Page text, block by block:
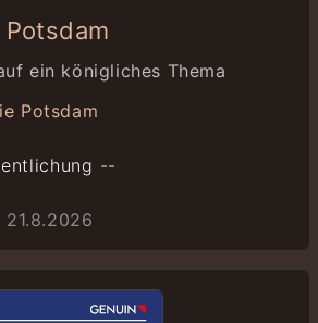
Potsdam
ein königliches Thema
Potsdam
--